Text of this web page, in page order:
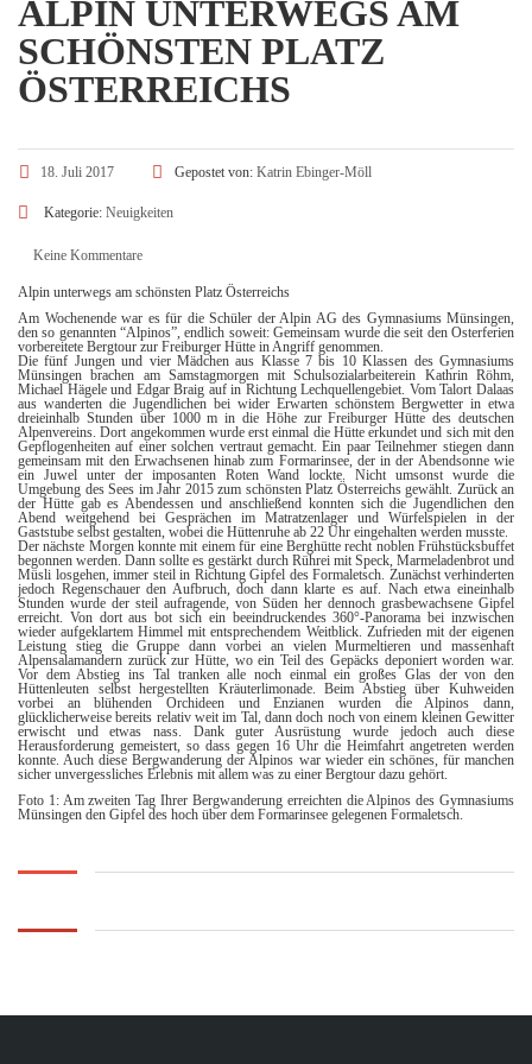
ALPIN UNTERWEGS AM
SCHÖNSTEN PLATZ
ÖSTERREICHS
18. Juli 2017 Gepostet von: Katrin Ebinger-Möll
Kategorie: Neuigkeiten
Keine Kommentare
Alpin unterwegs am schönsten Platz Österreichs
Am Wochenende war es für die Schüler der Alpin AG des Gymnasiums Münsingen,
den so genannten “Alpinos”, endlich soweit: Gemeinsam wurde die seit den Osterferien
vorbereitete Bergtour zur Freiburger Hütte in Angriff genommen.
Die fünf Jungen und vier Mädchen aus Klasse 7 bis 10 Klassen des Gymnasiums
Münsingen brachen am Samstagmorgen mit Schulsozialarbeiterein Kathrin Röhm,
Michael Hägele und Edgar Braig auf in Richtung Lechquellengebiet. Vom Talort Dalaas
aus wanderten die Jugendlichen bei wider Erwarten schönstem Bergwetter in etwa
dreieinhalb Stunden über 1000 m in die Höhe zur Freiburger Hütte des deutschen
Alpenvereins. Dort angekommen wurde erst einmal die Hütte erkundet und sich mit den
Gepflogenheiten auf einer solchen vertraut gemacht. Ein paar Teilnehmer stiegen dann
gemeinsam mit den Erwachsenen hinab zum Formarinsee, der in der Abendsonne wie
ein Juwel unter der imposanten Roten Wand lockte. Nicht umsonst wurde die
Umgebung des Sees im Jahr 2015 zum schönsten Platz Österreichs gewählt. Zurück an
der Hütte gab es Abendessen und anschließend konnten sich die Jugendlichen den
Abend weitgehend bei Gesprächen im Matratzenlager und Würfelspielen in der
Gaststube selbst gestalten, wobei die Hüttenruhe ab 22 Uhr eingehalten werden musste.
Der nächste Morgen konnte mit einem für eine Berghütte recht noblen Frühstücksbuffet
begonnen werden. Dann sollte es gestärkt durch Rührei mit Speck, Marmeladenbrot und
Müsli losgehen, immer steil in Richtung Gipfel des Formaletsch. Zunächst verhinderten
jedoch Regenschauer den Aufbruch, doch dann klarte es auf. Nach etwa eineinhalb
Stunden wurde der steil aufragende, von Süden her dennoch grasbewachsene Gipfel
erreicht. Von dort aus bot sich ein beeindruckendes 360°-Panorama bei inzwischen
wieder aufgeklartem Himmel mit entsprechendem Weitblick. Zufrieden mit der eigenen
Leistung stieg die Gruppe dann vorbei an vielen Murmeltieren und massenhaft
Alpensalamandern zurück zur Hütte, wo ein Teil des Gepäcks deponiert worden war.
Vor dem Abstieg ins Tal tranken alle noch einmal ein großes Glas der von den
Hüttenleuten selbst hergestellten Kräuterlimonade. Beim Abstieg über Kuhweiden
vorbei an blühenden Orchideen und Enzianen wurden die Alpinos dann,
glücklicherweise bereits relativ weit im Tal, dann doch noch von einem kleinen Gewitter
erwischt und etwas nass. Dank guter Ausrüstung wurde jedoch auch diese
Herausforderung gemeistert, so dass gegen 16 Uhr die Heimfahrt angetreten werden
konnte. Auch diese Bergwanderung der Alpinos war wieder ein schönes, für manchen
sicher unvergessliches Erlebnis mit allem was zu einer Bergtour dazu gehört.
Foto 1: Am zweiten Tag Ihrer Bergwanderung erreichten die Alpinos des Gymnasiums
Münsingen den Gipfel des hoch über dem Formarinsee gelegenen Formaletsch.